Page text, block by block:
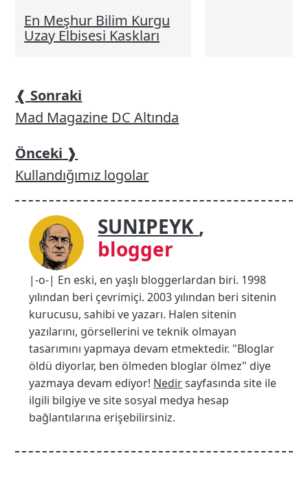
En Meşhur Bilim Kurgu
Uzay Elbisesi Kaskları
❰ Sonraki
Mad Magazine DC Altında
Önceki ❱
Kullandığımız logolar
SUNIPEYK ,
blogger
|-o-| En eski, en yaşlı bloggerlardan biri. 1998
yılından beri çevrimiçi. 2003 yılından beri sitenin
kurucusu, sahibi ve yazarı. Halen sitenin
yazılarını, görsellerini ve teknik olmayan
tasarımını yapmaya devam etmektedir. "Bloglar
öldü diyorlar, ben ölmeden bloglar ölmez" diye
yazmaya devam ediyor! Nedirsayfasında site ile
ilgili bilgiye ve site sosyal medya hesap
bağlantılarına erişebilirsiniz.